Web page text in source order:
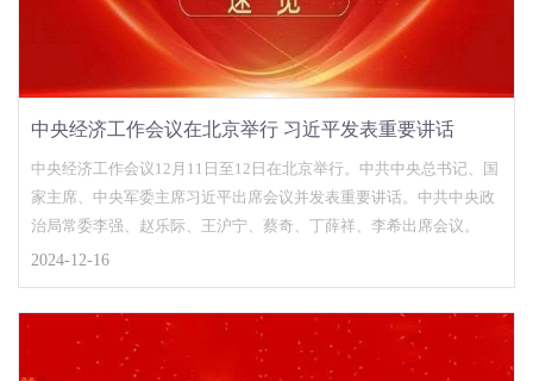
中央经济工作会议在北京举行 习近平发表重要讲话
中央经济工作会议12月11日至12日在北京举行。中共中央总书记、国
家主席、中央军委主席习近平出席会议并发表重要讲话。中共中央政
治局常委李强、赵乐际、王沪宁、蔡奇、丁薛祥、李希出席会议。
2024-12-16